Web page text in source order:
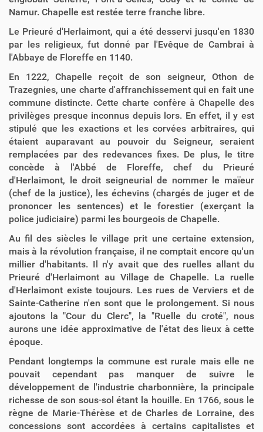
Namur. Chapelle est restée terre franche libre.
Le Prieuré d'Herlaimont, qui a été desservi jusqu'en 1830
par les religieux, fut donné par l'Evêque de Cambrai à
l'Abbaye de Floreffe en 1140.
En 1222, Chapelle reçoit de son seigneur, Othon de
Trazegnies, une charte d'affranchissement qui en fait une
commune distincte. Cette charte confère à Chapelle des
privilèges presque inconnus depuis lors. En effet, il y est
stipulé que les exactions et les corvées arbitraires, qui
étaient auparavant au pouvoir du Seigneur, seraient
remplacées par des redevances fixes. De plus, le titre
concède à l'Abbé de Floreffe, chef du Prieuré
d'Herlaimont, le droit seigneurial de nommer le maïeur
(chef de la justice), les échevins (chargés de juger et de
prononcer les sentences) et le forestier (exerçant la
police judiciaire) parmi les bourgeois de Chapelle.
Au fil des siècles le village prit une certaine extension,
mais à la révolution française, il ne comptait encore qu'un
millier d'habitants. Il n'y avait que des ruelles allant du
Prieuré d'Herlaimont au Village de Chapelle. La ruelle
d'Herlaimont existe toujours. Les rues de Verviers et de
Sainte-Catherine n'en sont que le prolongement. Si nous
ajoutons la "Cour du Clerc", la "Ruelle du croté", nous
aurons une idée approximative de l'état des lieux à cette
époque.
Pendant longtemps la commune est rurale mais elle ne
pouvait cependant pas manquer de suivre le
développement de l'industrie charbonnière, la principale
richesse de son sous-sol étant la houille. En 1766, sous le
règne de Marie-Thérèse et de Charles de Lorraine, des
concessions sont accordées à certains capitalistes et